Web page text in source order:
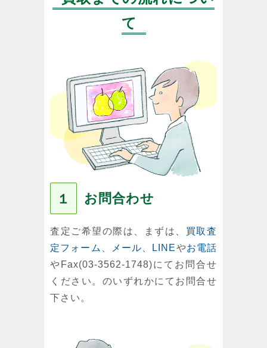
て
１ お問合わせ
査定ご希望の際は、まずは、 買取査
定フォーム
メール LINEやお電話
やFax(03-3562-1748)にてお問合せ
ください。のいずれかにてお問合せ
下さい。